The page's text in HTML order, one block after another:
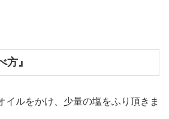
方』
イルをかけ、少量の塩をふり頂きま